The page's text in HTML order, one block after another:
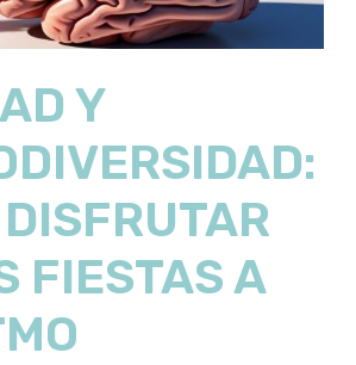
Y
FIESTAS A